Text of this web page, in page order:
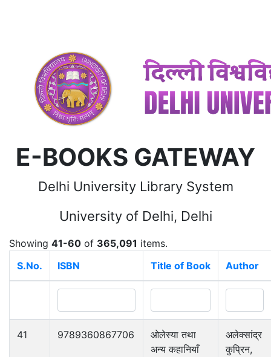
E-BOOKS GATEWAY
Delhi University Library System
University of Delhi, Delhi
Showing 41-60 of 365,091 items.
S.No.
ISBN Title of Book Author
41 9789360867706
ओलेस्या तथा
अन्य कहानियाँ
अलेक्सांद्र
कुप्रिन,